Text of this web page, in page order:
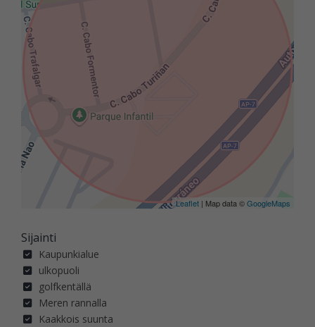
Leaflet | Map data ©GoogleMaps
Sijainti
Kaupunkialue
ulkopuoli
golfkentällä
Meren rannalla
Kaakkois suunta